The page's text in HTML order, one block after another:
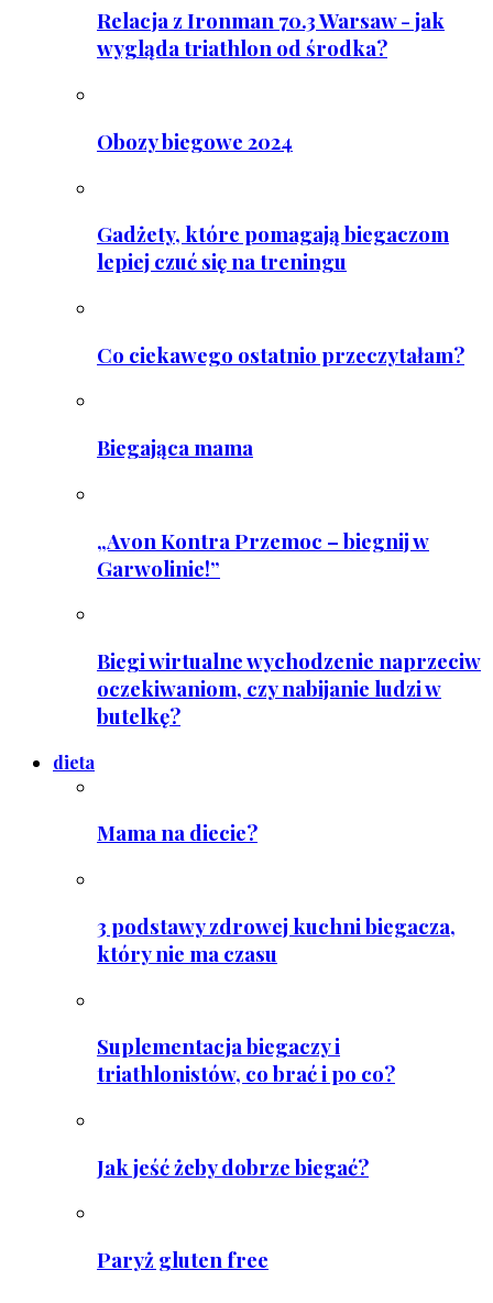
Relacja z Ironman 70.3 Warsaw - jak
wygląda triathlon od środka?
Obozy biegowe 2024
Gadżety, które pomagają biegaczom
lepiej czuć się na treningu
Co ciekawego ostatnio przeczytałam?
Biegająca mama
„Avon Kontra Przemoc – biegnij w
Garwolinie!”
Biegi wirtualne wychodzenie naprzeciw
oczekiwaniom, czy nabijanie ludzi w
butelkę?
dieta
Mama na diecie?
3 podstawy zdrowej kuchni biegacza,
który nie ma czasu
Suplementacja biegaczy i
triathlonistów, co brać i po co?
Jak jeść żeby dobrze biegać?
Paryż gluten free